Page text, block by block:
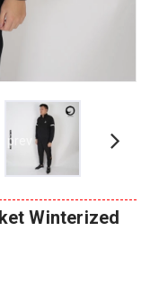
prev
Winterized